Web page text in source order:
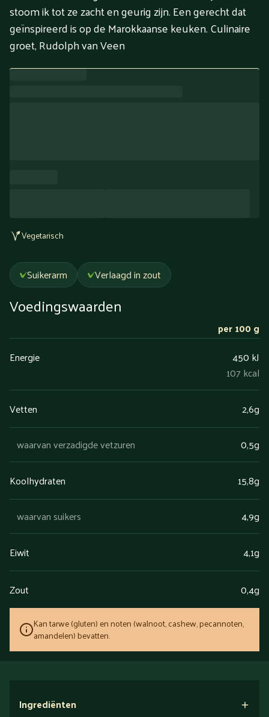
stoom ik tot ze zacht en geurig zijn. Een gerecht dat
geïnspireerd is op de Marokkaanse keuken. Culinaire
groet, Rudolph van Veen
Vegetarisch
Suikerarm Verlaagd in zout
Voedingswaarden
per 100 g
Energie
450 kJ
107 kcal
Vetten 2,6g
waarvan verzadigde vetzuren 0,5g
Koolhydraten 15,8g
waarvan suikers 4,9g
Eiwit 4,1g
Zout 0,4g
Kan tarwe (gluten) en noten (walnoot, cashew, pecannoten,
amandelen) bevatten.
Ingrediënten